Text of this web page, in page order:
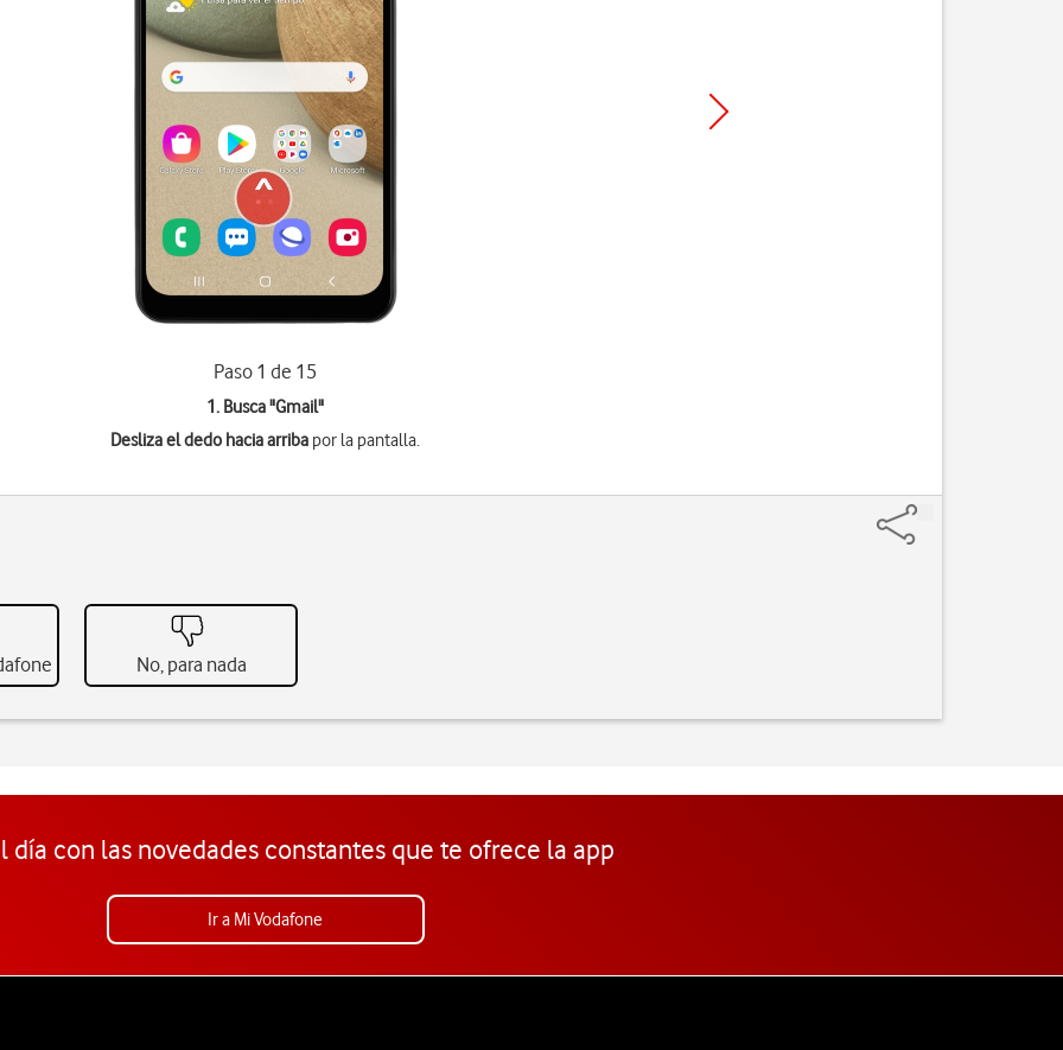
Paso 1 de 15
1. Busca "Gmail"
Desliza el dedo hacia arriba por la pantalla.
No, para nada
día con las novedades constantes que te ofrece la app
Ir a Mi Vodafone